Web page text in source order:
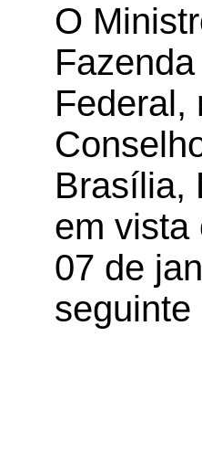
O
Federal,
Brasília,
em
07 de
seguinte